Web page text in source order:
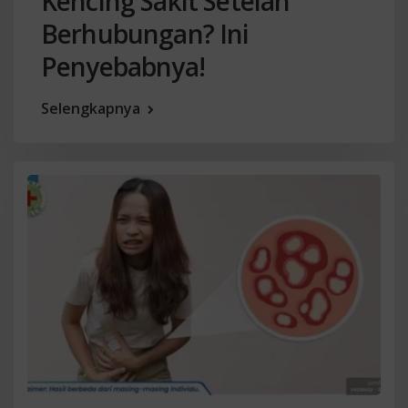
Berhubungan? Ini
Penyebabnya!
Selengkapnya